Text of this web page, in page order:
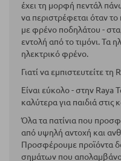
έχει τη μορφή πεντάλ
να περιστρέφεται όταν το
με φρένο ποδηλάτου -
εντολή από το τιμόνι. Τα
ηλεκτρικό φρένο.
Γιατί να εμπιστευτείτε τη
Είναι εύκολο - στην Raya
καλύτερα για παιδιά στις
Όλα τα πατίνια που
από υψηλή αντοχή και
Προσφέρουμε προϊόντα
σημάτων που